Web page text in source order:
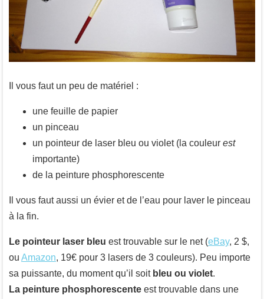
Il vous faut un peu de matériel :
une feuille de papier
un pinceau
un pointeur de laser bleu ou violet (la couleur est
importante)
de la peinture phosphorescente
Il vous faut aussi un évier et de l’eau pour laver le pinceau
à la fin.
Le pointeur laser bleu est trouvable sur le net (eBay, 2 $,
ou Amazon, 19€ pour 3 lasers de 3 couleurs). Peu importe
sa puissante, du moment qu’il soit bleu ou violet.
La peinture phosphorescente est trouvable dans une